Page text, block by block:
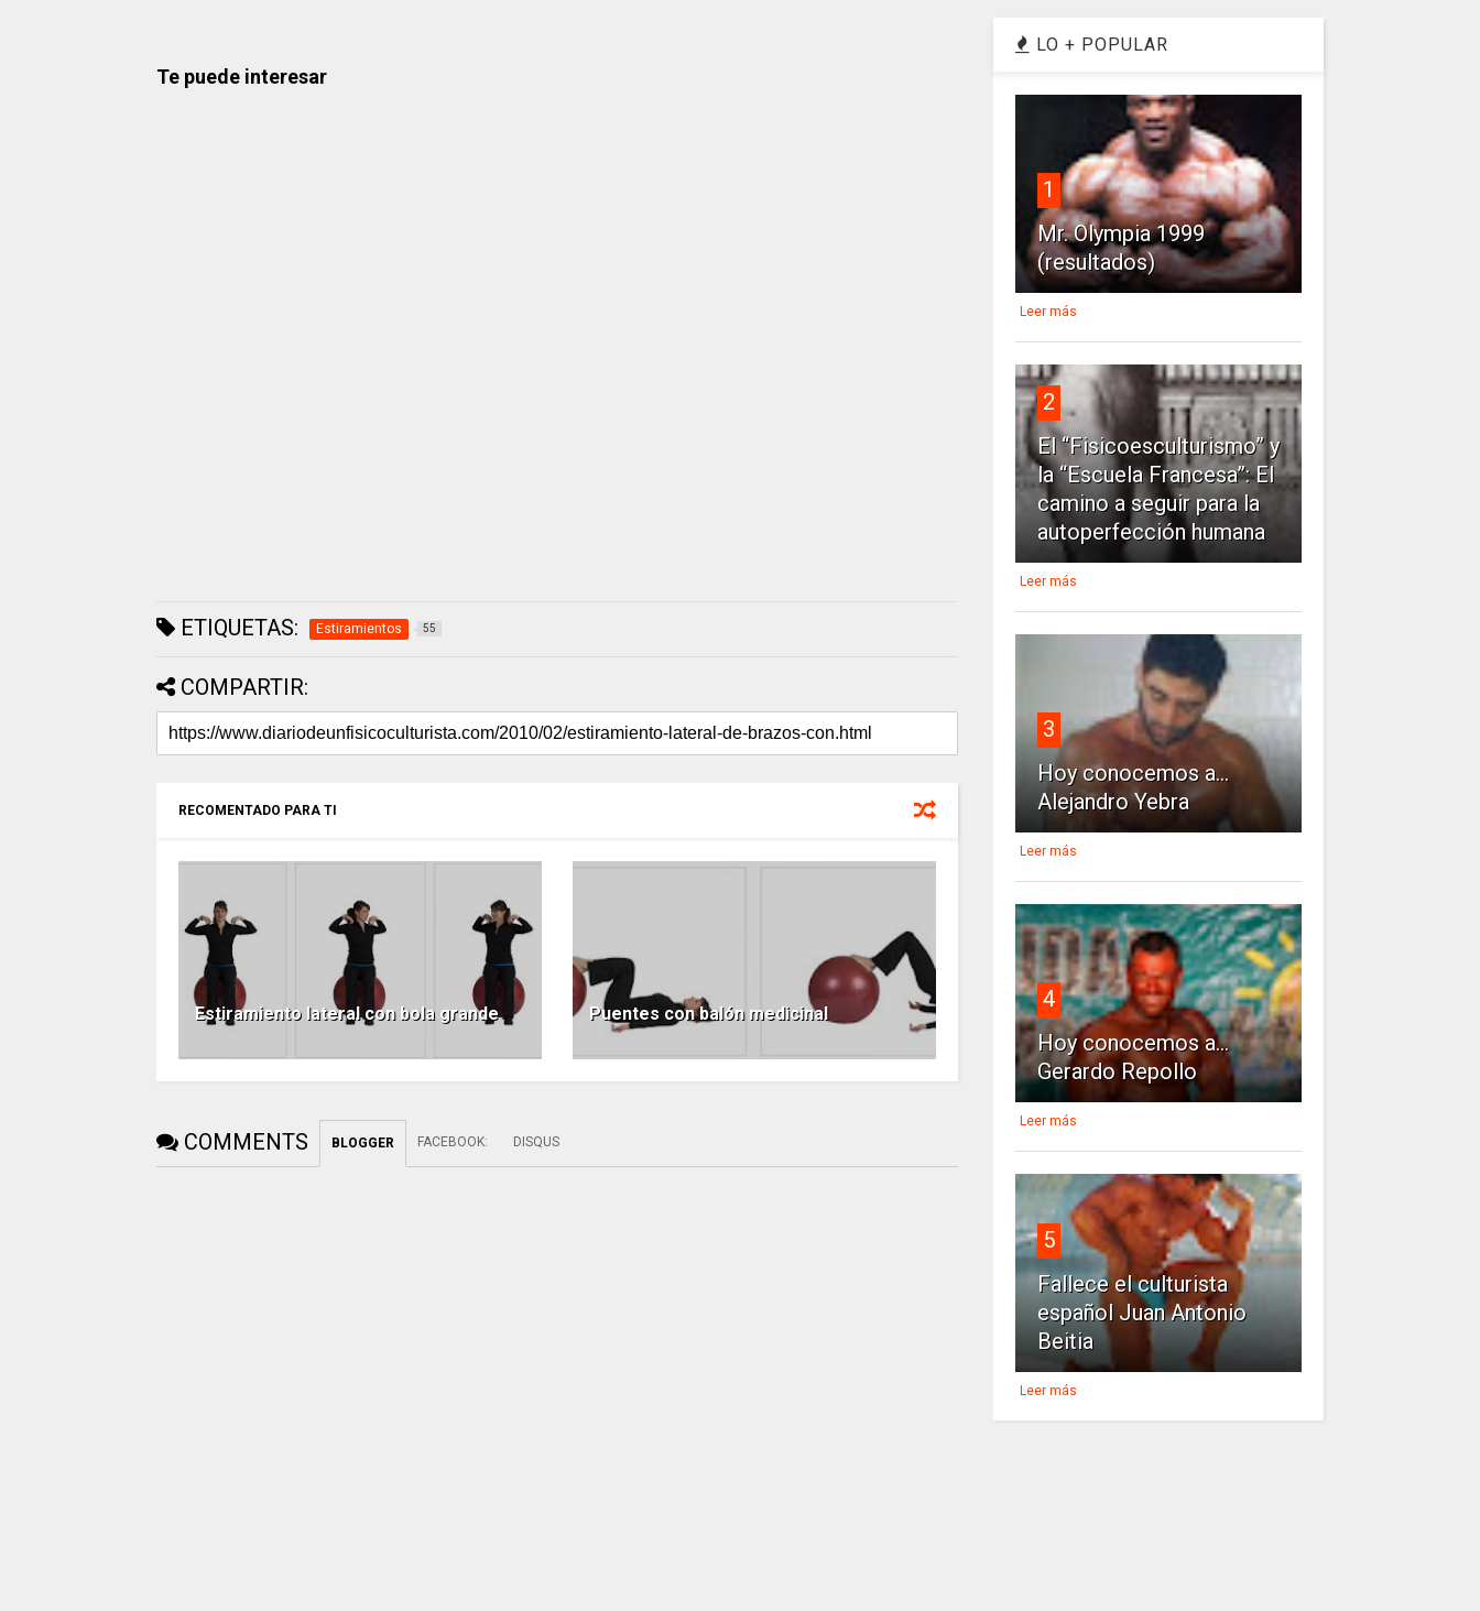
Te puede interesar
ETIQUETAS: Estiramientos 55
COMPARTIR:
RECOMENTADO PARA TI
Estiramiento lateral con bola grande Puentes con balón medicinal
COMMENTS BLOGGER FACEBOOK: DISQUS
LO + POPULAR
1
Mr. Olympia 1999
(resultados)
Leer más
2
El “Fisicoesculturismo” y
la “Escuela Francesa”: El
camino a seguir para la
autoperfección humana
Leer más
3
Hoy conocemos a...
Alejandro Yebra
Leer más
4
Hoy conocemos a...
Gerardo Repollo
Leer más
5
Fallece el culturista
español Juan Antonio
Beitia
Leer más